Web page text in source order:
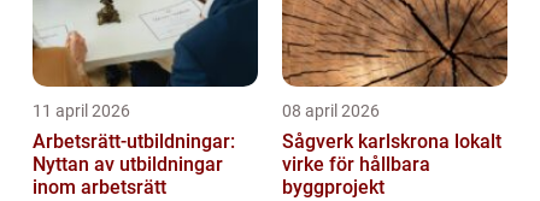
11 april 2026
Arbetsrätt-utbildningar:
Nyttan av utbildningar
inom arbetsrätt
08 april 2026
Sågverk karlskrona lokalt
virke för hållbara
byggprojekt